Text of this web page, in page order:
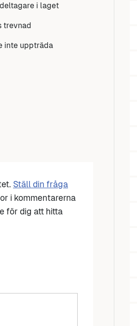
i laget
trevnad
inte uppträda
Ställ din fråga
i kommentarerna
för dig att hitta